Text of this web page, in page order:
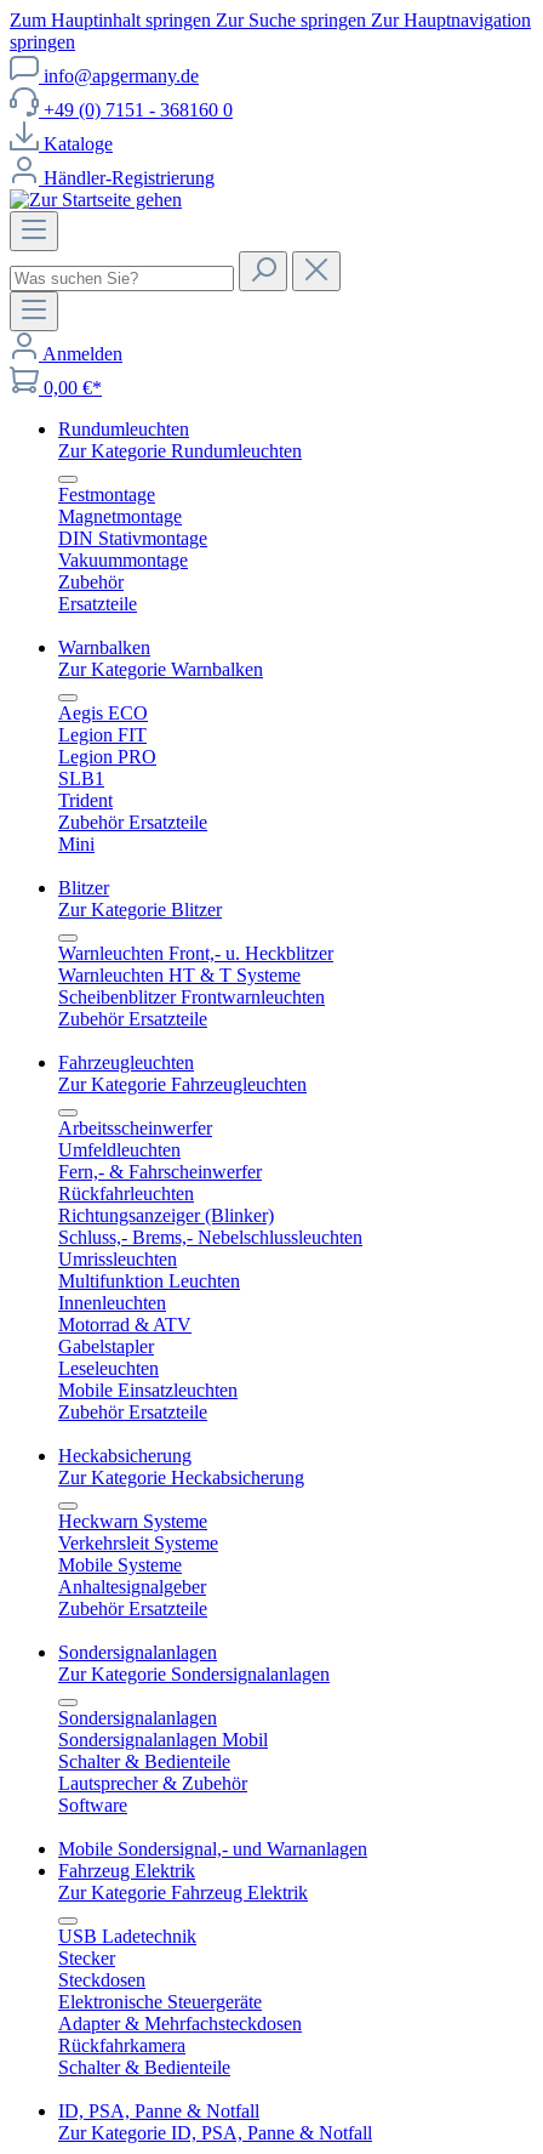
Zum Hauptinhalt springen Zur Suche springen Zur Hauptnavigation
springen
info@apgermany.de
+49 (0) 7151 - 368160 0
Kataloge
Händler-Registrierung
Anmelden
0,00 €*
Rundumleuchten
Zur Kategorie Rundumleuchten
Festmontage
Magnetmontage
DIN Stativmontage
Vakuummontage
Zubehör
Ersatzteile
Warnbalken
Zur Kategorie Warnbalken
Aegis ECO
Legion FIT
Legion PRO
SLB1
Trident
Zubehör Ersatzteile
Mini
Blitzer
Zur Kategorie Blitzer
Warnleuchten Front,- u. Heckblitzer
Warnleuchten HT & T Systeme
Scheibenblitzer Frontwarnleuchten
Zubehör Ersatzteile
Fahrzeugleuchten
Zur Kategorie Fahrzeugleuchten
Arbeitsscheinwerfer
Umfeldleuchten
Fern,- & Fahrscheinwerfer
Rückfahrleuchten
Richtungsanzeiger (Blinker)
Schluss,- Brems,- Nebelschlussleuchten
Umrissleuchten
Multifunktion Leuchten
Innenleuchten
Motorrad & ATV
Gabelstapler
Leseleuchten
Mobile Einsatzleuchten
Zubehör Ersatzteile
Heckabsicherung
Zur Kategorie Heckabsicherung
Heckwarn Systeme
Verkehrsleit Systeme
Mobile Systeme
Anhaltesignalgeber
Zubehör Ersatzteile
Sondersignalanlagen
Zur Kategorie Sondersignalanlagen
Sondersignalanlagen
Sondersignalanlagen Mobil
Schalter & Bedienteile
Lautsprecher & Zubehör
Software
Mobile Sondersignal,- und Warnanlagen
Fahrzeug Elektrik
Zur Kategorie Fahrzeug Elektrik
USB Ladetechnik
Stecker
Steckdosen
Elektronische Steuergeräte
Adapter & Mehrfachsteckdosen
Rückfahrkamera
Schalter & Bedienteile
ID, PSA, Panne & Notfall
Zur Kategorie ID, PSA, Panne & Notfall